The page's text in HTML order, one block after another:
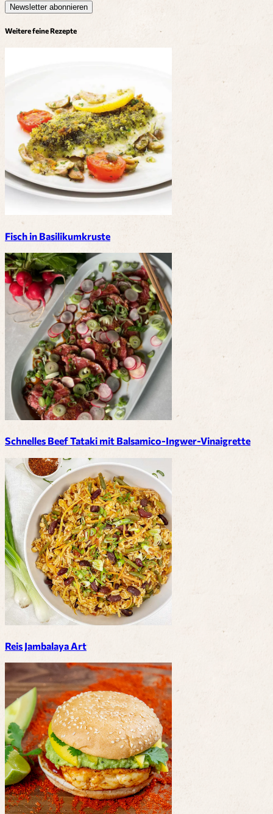
Newsletter abonnieren
Weitere feine Rezepte
Fisch in Basilikumkruste
Schnelles Beef Tataki mit Balsamico-Ingwer-Vinaigrette
Reis Jambalaya Art